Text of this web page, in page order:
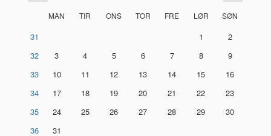
MAN TIR ONS TOR FRE LØR SØN
31 1
2
32
3 4 5 6 7 8
9
33
10 11 12 13 14 15
16
34
17 18 19 20 21 22
23
35
24 25 26 27 28 29
30
36
31